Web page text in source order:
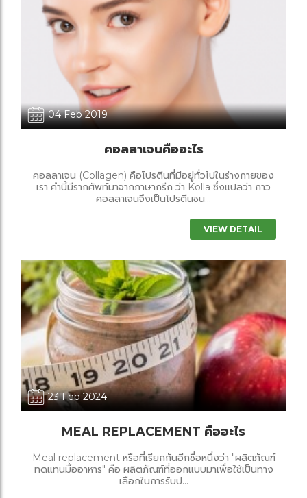
04 Feb 2019
คอลลาเจนคืออะไร
คอลลาเจน (Collagen) คือโปรตีนที่มีอยู่ทั่วไปในร่างกายของ
เรา คำนี้มีรากศัพท์มาจากภาษากรีก ว่า Kolla ซึ่งแปลว่า กาว
คอลลาเจนจึงเป็นโปรตีนชน...
VIEW DETAIL
23 Feb 2024
MEAL REPLACEMENT คืออะไร
Meal replacement หรือที่เรียกกันอีกชื่อหนึ่งว่า "ผลิตภัณฑ์
ทดแทนมื้ออาหาร" คือ ผลิตภัณฑ์ที่ออกแบบมาเพื่อใช้เป็นทาง
เลือกในการรับป...